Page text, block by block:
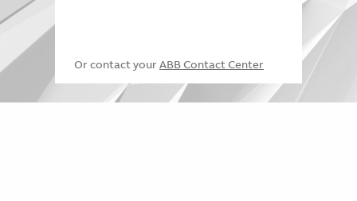
Or contact your ABB Contact Center